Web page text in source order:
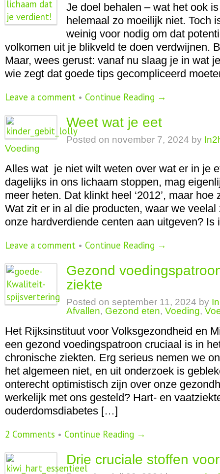
Je doel behalen – wat het ook
helemaal zo moeilijk niet. Toch
weinig voor nodig om dat
volkomen uit je blikveld te doen verdwijnen.
Maar, wees gerust: vanaf nu slaag je in wat
wie zegt dat goede tips gecompliceerd
Leave a comment • Continue Reading →
Weet wat je eet
Posted on november 7, 2024 by
Voeding
Alles wat je niet wilt weten over wat er in je
dagelijks in ons lichaam stoppen, mag
meer heten. Dat klinkt heel ‘2012’, maar
Wat zit er in al die producten, waar we veelal
onze hardverdiende centen aan uitgeven?
Leave a comment • Continue Reading →
Gezond
ziekte
Posted on september 11, 2024 by
Afvallen, Gezond eten,Voeding,
Het Rijksinstituut voor Volksgezondheid en
een gezond voedingspatroon cruciaal is in
chronische ziekten. Erg serieus nemen we
het algemeen niet, en uit onderzoek is
onterecht optimistisch zijn over onze
werkelijk met ons gesteld? Hart- en
ouderdomsdiabetes […]
2 Comments • Continue Reading →
Drie cruciale stoffen